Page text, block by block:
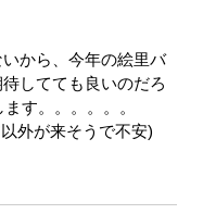
から、今年の絵里バ
してても良いのだろ
す。。。。。。
外が来そうで不安)